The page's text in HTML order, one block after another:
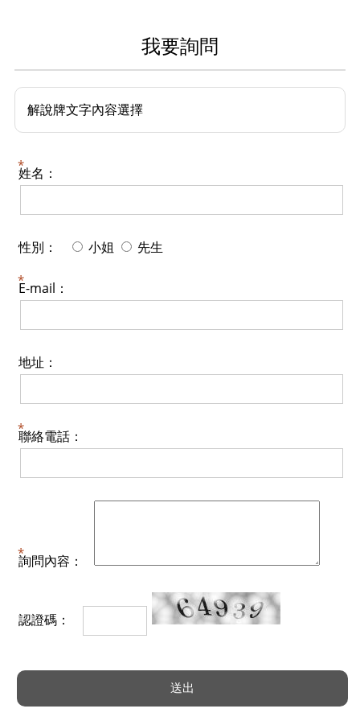
我要詢問
​解說牌文字內容選擇
姓名：
性別： 小姐 先生
E-mail：
地址：
聯絡電話：
詢問內容：
認證碼：